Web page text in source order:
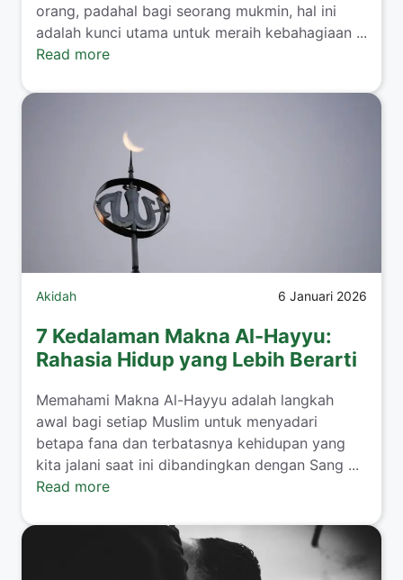
orang, padahal bagi seorang mukmin, hal ini
adalah kunci utama untuk meraih kebahagiaan ...
Read more
Akidah 6 Januari 2026
7 Kedalaman Makna Al-Hayyu:
Rahasia Hidup yang Lebih Berarti
Memahami Makna Al-Hayyu adalah langkah
awal bagi setiap Muslim untuk menyadari
betapa fana dan terbatasnya kehidupan yang
kita jalani saat ini dibandingkan dengan Sang ...
Read more